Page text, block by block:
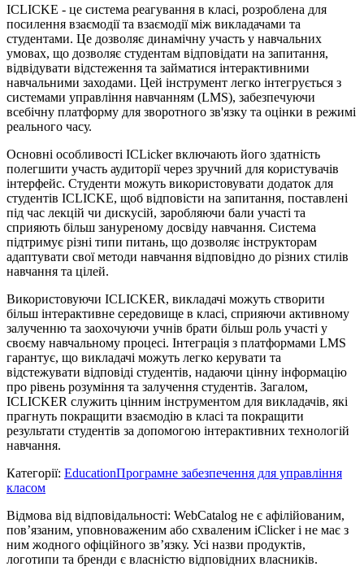
ICLICKE - це система реагування в класі, розроблена для
посилення взаємодії та взаємодії між викладачами та
студентами. Це дозволяє динамічну участь у навчальних
умовах, що дозволяє студентам відповідати на запитання,
відвідувати відстеження та займатися інтерактивними
навчальними заходами. Цей інструмент легко інтегрується з
системами управління навчанням (LMS), забезпечуючи
всебічну платформу для зворотного зв'язку та оцінки в режимі
реального часу.
Основні особливості ICLicker включають його здатність
полегшити участь аудиторії через зручний для користувачів
інтерфейс. Студенти можуть використовувати додаток для
студентів ICLICKE, щоб відповісти на запитання, поставлені
під час лекцій чи дискусій, заробляючи бали участі та
сприяють більш зануреному досвіду навчання. Система
підтримує різні типи питань, що дозволяє інструкторам
адаптувати свої методи навчання відповідно до різних стилів
навчання та цілей.
Використовуючи ICLICKER, викладачі можуть створити
більш інтерактивне середовище в класі, сприяючи активному
залученню та заохочуючи учнів брати більш роль участі у
своєму навчальному процесі. Інтеграція з платформами LMS
гарантує, що викладачі можуть легко керувати та
відстежувати відповіді студентів, надаючи цінну інформацію
про рівень розуміння та залучення студентів. Загалом,
ICLICKER служить цінним інструментом для викладачів, які
прагнуть покращити взаємодію в класі та покращити
результати студентів за допомогою інтерактивних технологій
навчання.
Категорії: EducationПрограмне забезпечення для управління
класом
Відмова від відповідальності: WebCatalog не є афілійованим,
пов’язаним, уповноваженим або схваленим iClicker і не має з
ним жодного офіційного зв’язку. Усі назви продуктів,
логотипи та бренди є власністю відповідних власників.